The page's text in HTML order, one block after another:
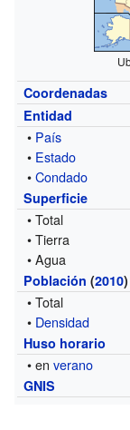
Coordenadas
Entidad
• País
• Estado
•Condado
Superficie
• Total
• Tierra
• Agua
Población (2010)
• Total
• Densidad
Huso horario
• enverano
GNIS